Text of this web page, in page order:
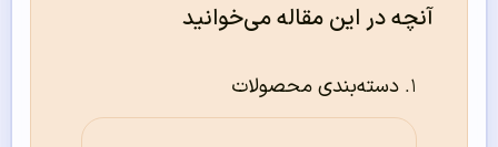
آنچه در این مقاله می‌خوانید
دسته‌بندی محصولات